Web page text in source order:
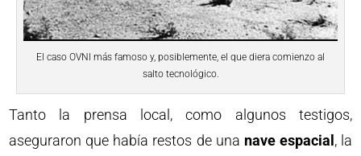
El caso OVNI más famoso y, posiblemente, el que diera comienzo al
salto tecnológico.
Tanto la prensa local, como algunos testigos,
aseguraron que había restos de una nave espacial , la